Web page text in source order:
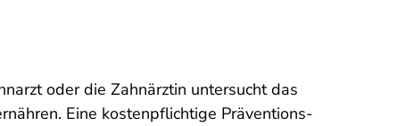
oder die Zahnärztin untersucht das
Eine kostenpflichtige Präventions-